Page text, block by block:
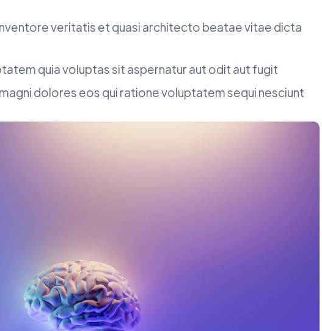
veritatis et quasi architecto beatae vitae dicta
quia voluptas sit aspernatur aut odit aut fugit
dolores eos qui ratione voluptatem sequi nesciunt